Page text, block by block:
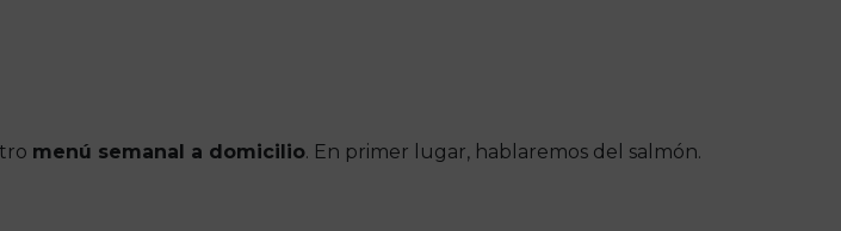
menú semanal a domicilio. En primer lugar, hablaremos del salmón.